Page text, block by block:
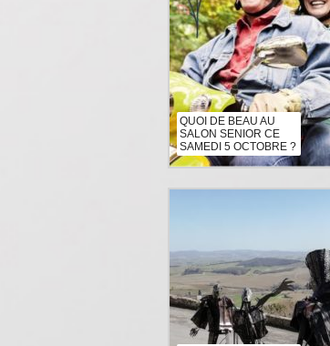
QUOI DE BEAU AU
SALON SENIOR CE
SAMEDI 5 OCTOBRE ?